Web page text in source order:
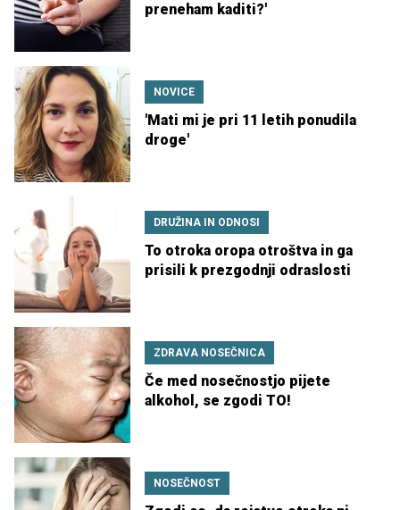
preneham kaditi?'
NOVICE
'Mati mi je pri 11 letih ponudila
droge'
DRUŽINA IN ODNOSI
To otroka oropa otroštva in ga
prisili k prezgodnji odraslosti
ZDRAVA NOSEČNICA
Če med nosečnostjo pijete
alkohol, se zgodi TO!
NOSEČNOST